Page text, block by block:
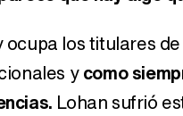
ocupa los titulares
ycomo
Lohan sufrió